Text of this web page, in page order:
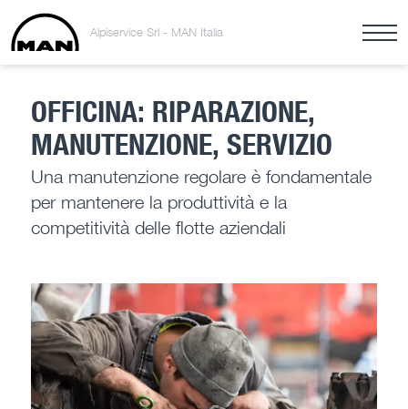
Alpiservice Srl - MAN Italia
OFFICINA: RIPARAZIONE,
MANUTENZIONE, SERVIZIO
Una manutenzione regolare è fondamentale
per mantenere la produttività e la
competitività delle flotte aziendali